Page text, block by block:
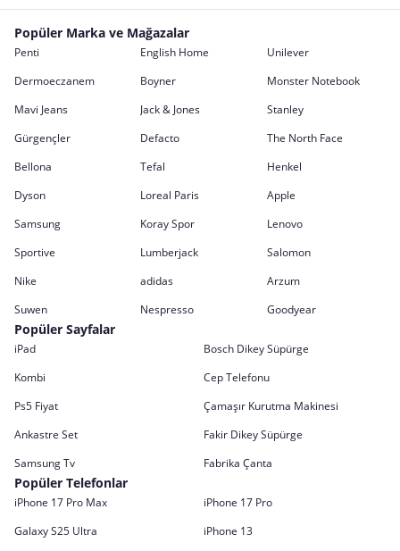
Popüler Marka ve Mağazalar
Penti English Home
Unilever
Dermoeczanem
Boyner
Monster Notebook
Mavi Jeans
Jack & Jones
Stanley
Gürgençler
Defacto
The North Face
Bellona
Tefal
Henkel
Dyson
Loreal Paris
Apple
Samsung
Koray Spor
Lenovo
Sportive
Lumberjack
Salomon
Nike
adidas
Arzum
Suwen
Nespresso Goodyear
Popüler Sayfalar
iPad
Bosch Dikey Süpürge
Kombi
Cep Telefonu
Ps5 Fiyat
Çamaşır Kurutma Makinesi
Ankastre Set
Fakir Dikey Süpürge
Samsung Tv
Fabrika Çanta
Popüler Telefonlar
iPhone 17 Pro Max
iPhone 17 Pro
Galaxy S25 Ultra
iPhone 13